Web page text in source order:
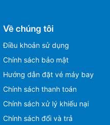
Về chúng tôi
Điều khoản sử dụng
Chính sách bảo mật
Hướng dẫn đặt vé máy bay
Chính sách thanh toán
Chính sách xử lý khiếu nại
Chính sách đổi và trả